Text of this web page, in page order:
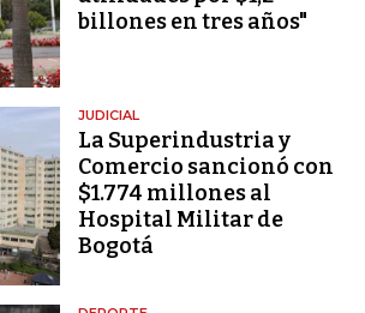
billones en tres años"
JUDICIAL
La Superindustria y
Comercio sancionó con
$1.774 millones al
Hospital Militar de
Bogotá